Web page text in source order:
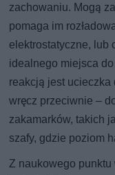
zachowaniu. Mogą
pomaga im
elektrostatyczne, lub
idealnego miejsca
reakcją jest ucieczka
wręcz przeciwnie –
zakamarków, takich
szafy, gdzie poziom
Z naukowego